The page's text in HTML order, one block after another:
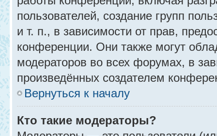
пользователей, создание групп
и т. п., в зависимости от прав,
конференции. Они также могут
модераторов во всех форумах, в
произведённых создателем
Вернуться к началу
Кто такие модераторы?